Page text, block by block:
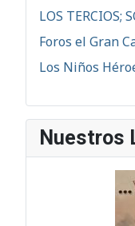
LOS TERCIOS;
Foros el Gran
Los Niños
Nuestros